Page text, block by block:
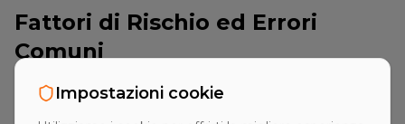
Fattori di Rischio ed Errori
Comuni
Molte aziende falliscono non per mancanza di
Impostazioni cookie